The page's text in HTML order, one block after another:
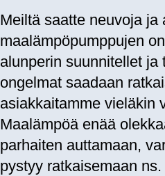
Meiltä saatte neuvoja
maalämpöpumppujen
alunperin suunnitellet
ongelmat saadaan
asiakkaitamme vieläkin
Maalämpöä enää
parhaiten auttamaan,
pystyy ratkaisemaan